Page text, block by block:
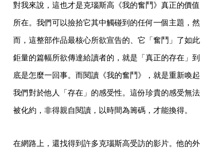
對我來說，這也才是克瑙斯高《我的奮鬥》真正的價值
所在。我們可以撿拾它其中觸碰到的任何一個主題，然
而，這整部作品最核心所欲宣告的、它「奮鬥」了如此
鉅量的篇幅所欲傳達給讀者的，就是「真正的存在」到
底是怎麼一回事。而閱讀《我的奮鬥》，就是重新喚起
我們對於他人「存在」的感受性。這份珍貴的感受無法
被化約，非得親自閱讀，以時間為籌碼，才能換得。
在網路上，還找得到許多克瑙斯高受訪的影片。他的外